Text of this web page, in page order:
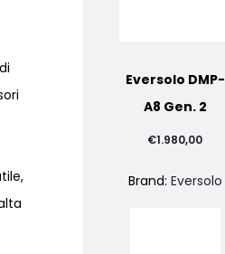
Eversolo DMP-
A8 Gen. 2
€1.980,00
Brand: Eversolo